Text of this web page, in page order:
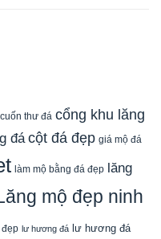
cuốn thư đá cổng khu lăng
đá cột đá đẹp giá mộ đá
làm mộ bằng đá đẹp lăng
mộ đẹp ninh
đẹp lư hương đá lư hương đá